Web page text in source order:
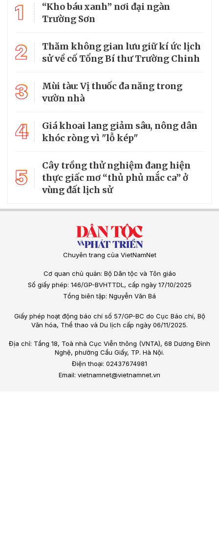
1
“Kho báu xanh” nơi đại ngàn
Trường Sơn
2
Thăm không gian lưu giữ kí ức lịch
sử về cố Tổng Bí thư Trường Chinh
3
Mùi tàu: Vị thuốc đa năng trong
vườn nhà
4
Giá khoai lang giảm sâu, nông dân
khóc ròng vì "lỗ kép"
5
Cây trồng thử nghiệm đang hiện
thực giấc mơ “thủ phủ mắc ca” ở
vùng đất lịch sử
Chuyên trang của VietNamNet
Cơ quan chủ quản: Bộ Dân tộc và Tôn giáo
Số giấy phép: 146/GP-BVHTTDL, cấp ngày 17/10/2025
Tổng biên tập: Nguyễn Văn Bá
Giấy phép hoạt động báo chí số 57/GP-BC do Cục Báo chí, Bộ
Văn hóa, Thể thao và Du lịch cấp ngày 06/11/2025.
Địa chỉ: Tầng 18, Toà nhà Cục Viễn thông (VNTA), 68 Dương Đình
Nghệ, phường Cầu Giấy, TP. Hà Nội.
Điện thoại: 02437674981
Email: vietnamnet@vietnamnet.vn